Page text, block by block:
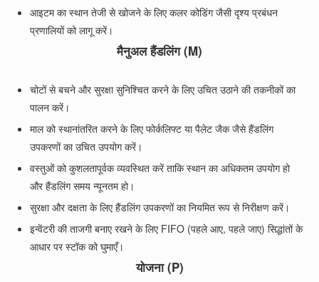
आइटम का स्थान तेजी से खोजने के लिए कलर कोडिंग जैसी दृश्य प्रबंधन
प्रणालियों को लागू करें।
मैनुअल हैंडलिंग (M)
चोटों से बचने और सुरक्षा सुनिश्चित करने के लिए उचित उठाने की तकनीकों का
पालन करें।
माल को स्थानांतरित करने के लिए फोर्कलिफ्ट या पैलेट जैक जैसे हैंडलिंग
उपकरणों का उचित उपयोग करें।
वस्तुओं को कुशलतापूर्वक व्यवस्थित करें ताकि स्थान का अधिकतम उपयोग हो
और हैंडलिंग समय न्यूनतम हो।
सुरक्षा और दक्षता के लिए हैंडलिंग उपकरणों का नियमित रूप से निरीक्षण करें।
इन्वेंटरी की ताजगी बनाए रखने के लिए FIFO (पहले आए, पहले जाए) सिद्धांतों के
आधार पर स्टॉक को घुमाएँ।
योजना (P)